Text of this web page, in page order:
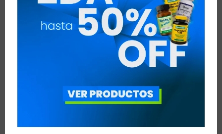
OBJETIVO:PERDER PESO QUITAR FILTROS
RECOMENDADOS